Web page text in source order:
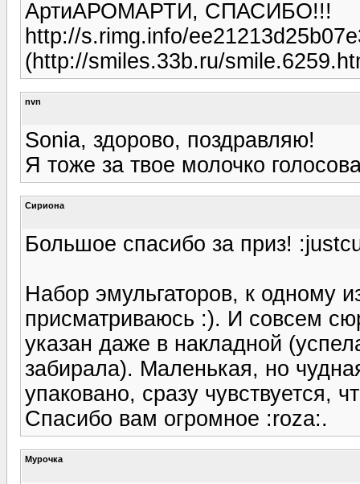
АртиАРОМАРТИ, СПАСИБО!!!
http://s.rimg.info/
(http://smiles.33b.ru/
nvn
Sonia, здорово, поздравляю!
Я тоже за твое молочко
Сириона
Большое спасибо за приз!
Набор эмульгаторов, к одному
присматриваюсь :). И совсем
указан даже в накладной
забирала). Маленькая, но
упаковано, сразу чувствуется,
Спасибо вам огромное :roza:.
Мурочка